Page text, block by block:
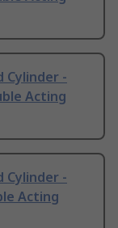
Cylinder -
Acting
Cylinder -
Acting